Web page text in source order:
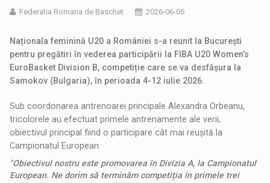
Federatia Romana de Baschet 2026-06-05
Naționala feminină U20 a României s-a reunit la București
pentru pregătiri în vederea participării la FIBA U20 Women’s
EuroBasket Division B, competiție care se va desfășura la
Samokov (Bulgaria), în perioada 4-12 iulie 2026.
Sub coordonarea antrenoarei principale Alexandra Orbeanu,
tricolorele au efectuat primele antrenamente ale verii,
obiectivul principal fiind o participare cât mai reușită la
Campionatul European.
"Obiectivul nostru este promovarea în Divizia A, la Campionatul
European. Ne dorim să terminăm competiția în primele trei